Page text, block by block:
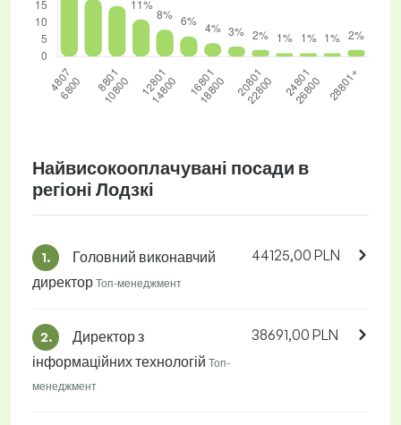
Найвисокооплачувані посади в
регіоні Лодзкі
1.
Головний виконавчий
директор Топ-менеджмент
44125,00 PLN
2.
Директор з
інформаційних технологій Топ-
менеджмент
38691,00 PLN